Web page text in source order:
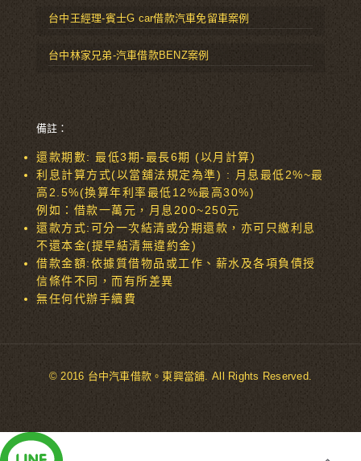
台中王經理-賓士G car借款汽車免留車案例
台中林家兄弟-汽車借款BENZ案例
備註：
還款期數: 最低3期-最長6期 (以月計算)
利息計算方式(以當舖法規定為準) : 月息最低2%~最
高2.5%(換算年利率最低12%最高30%)
例如：借款一萬元，月息200~250元
還款方式:可分一次結清或分期還款，亦可只繳利息
不還本金(提早結清無違約金)
借款金額:依據質借物品或工作、薪水及各項負債授
信條件不同，而有所差異
無任何代辦手續費
© 2016 台中汽車借款。東興當舖. All Rights Reserved.